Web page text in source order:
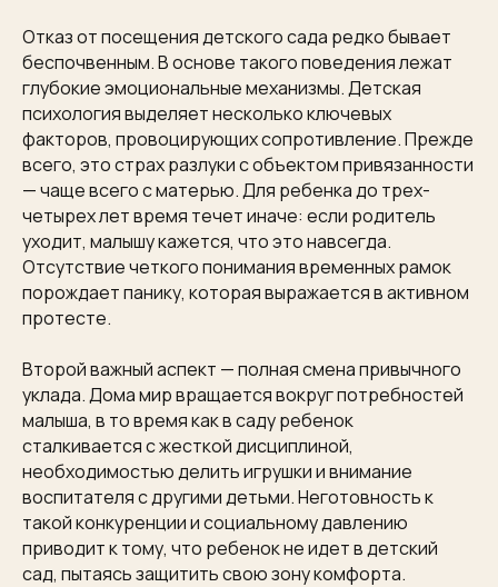
Отказ от посещения детского сада редко бывает
беспочвенным. В основе такого поведения лежат
глубокие эмоциональные механизмы. Детская
психология выделяет несколько ключевых
факторов, провоцирующих сопротивление. Прежде
всего, это страх разлуки с объектом привязанности
— чаще всего с матерью. Для ребенка до трех-
четырех лет время течет иначе: если родитель
уходит, малышу кажется, что это навсегда.
Отсутствие четкого понимания временных рамок
порождает панику, которая выражается в активном
протесте.
Второй важный аспект — полная смена привычного
уклада. Дома мир вращается вокруг потребностей
малыша, в то время как в саду ребенок
сталкивается с жесткой дисциплиной,
необходимостью делить игрушки и внимание
воспитателя с другими детьми. Неготовность к
такой конкуренции и социальному давлению
приводит к тому, что ребенок не идет в детский
сад, пытаясь защитить свою зону комфорта.